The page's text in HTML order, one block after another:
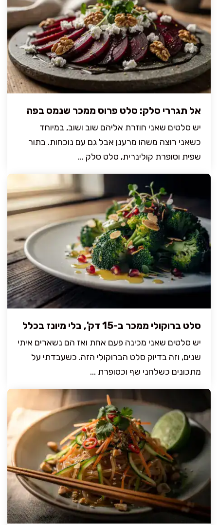
אל תגררי סלק: סלט פרוס ממכר שנמס בפה
יש סלטים שאני חוזרת אליהם שוב ושוב, במיוחד
כשאני רוצה משהו מרענן אבל גם עם נוכחות. בתור
שפית וסופרת קולינרית, סלט סלק ...
סלט ברוקולי ממכר ב-15 דק', בלי מיונז בכלל
יש סלטים שאני מכינה פעם אחת ואז הם נשארים איתי
שנים, וזה בדיוק סלט הברוקולי הזה. כשעבדתי על
מתכונים כשלחני שף וכסופרת ...